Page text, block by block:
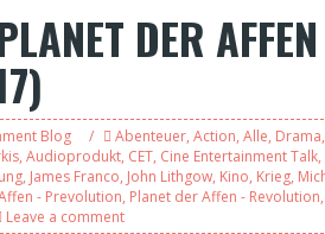
DER
Blog Abenteuer, Action, Alle, Drama,
, Audioprodukt, CET, Cine Entertainment Talk,
, James Franco, John Lithgow, Kino, Krieg,
- Prevolution, Planet der Affen - Revolution,
Leave a comment